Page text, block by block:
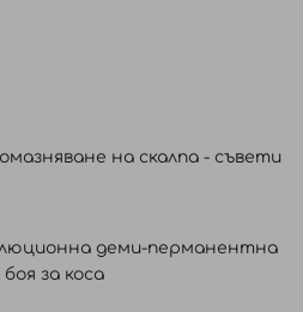
на скалпа - съвети
деми-перманентна
за коса